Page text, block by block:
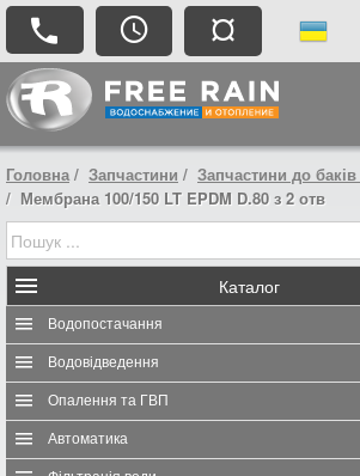
¤
Головна Запчастини
Запчастини до
Мембрана 100/150 LT EPDM D.80 з 2 отв
Каталог
Водопостачання
Водовідведення
Опалення та ГВП
Автоматика